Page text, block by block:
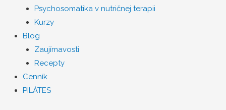
Psychosomatika v nutričnej terapii
Kurzy
Blog
Zaujímavosti
Recepty
Cenník
PILÁTES